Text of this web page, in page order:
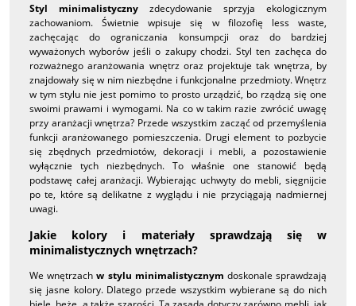
Styl minimalistyczny zdecydowanie sprzyja ekologicznym
zachowaniom. Świetnie wpisuje się w filozofię less waste,
zachęcając do ograniczania konsumpcji oraz do bardziej
wyważonych wyborów jeśli o zakupy chodzi. Styl ten zachęca do
rozważnego aranżowania wnętrz oraz projektuje tak wnętrza, by
znajdowały się w nim niezbędne i funkcjonalne przedmioty. Wnętrz
w tym stylu nie jest pomimo to prosto urządzić, bo rządzą się one
swoimi prawami i wymogami. Na co w takim razie zwrócić uwagę
przy aranżacji wnętrza? Przede wszystkim zacząć od przemyślenia
funkcji aranżowanego pomieszczenia. Drugi element to pozbycie
się zbędnych przedmiotów, dekoracji i mebli, a pozostawienie
wyłącznie tych niezbędnych. To właśnie one stanowić będą
podstawę całej aranżacji. Wybierając uchwyty do mebli, sięgnijcie
po te, które są delikatne z wyglądu i nie przyciągają nadmiernej
uwagi.
Jakie kolory i materiały sprawdzają się w
minimalistycznych wnętrzach?
We wnętrzachw stylu minimalistycznym doskonale sprawdzają
się jasne kolory. Dlatego przede wszystkim wybierane są do nich